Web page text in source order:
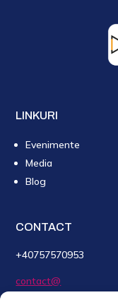
LINKURI
Evenimente
Media
Blog
CONTACT
+40757570953
contact@